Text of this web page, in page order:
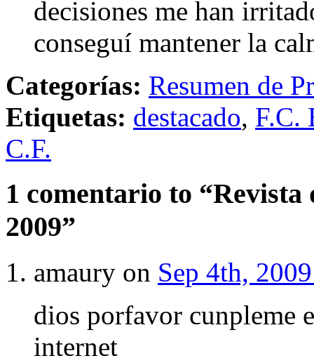
decisiones me han
conseguí mantener la
Categorías: Resumen de
Etiquetas: destacado, F.C.
C.F.
1 comentario to “Revista
2009”
amaury on Sep 4th,
dios porfavor cunpleme
internet